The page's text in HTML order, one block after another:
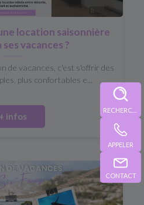
APPELER
CONTACT
location saisonnière
vacances ?
de vacances, c'est s'offrir des
plus confortables e...
+ infos